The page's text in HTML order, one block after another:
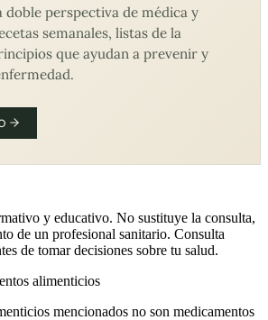
doble perspectiva de médica y
semanales, listas de la
que ayudan a prevenir y
y educativo. No sustituye la consulta,
de un profesional sanitario. Consulta
de tomar decisiones sobre tu salud.
alimenticios
mencionados no son medicamentos